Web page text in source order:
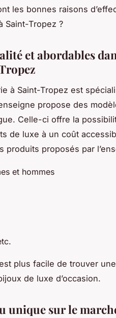
les bonnes raisons
Saint-Tropez ?
et abordables
à Saint-Tropez est
propose des
Celle-ci offre la
de luxe à un coût
produits proposés par
et hommes
plus facile de trouver
de luxe d’occasion.
unique sur le